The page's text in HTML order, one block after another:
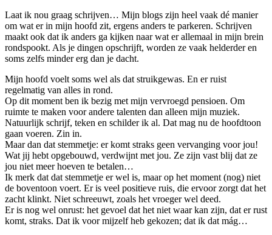
Laat ik nou graag schrijven… Mijn blogs zijn heel vaak dé manier
om wat er in mijn hoofd zit, ergens anders te parkeren. Schrijven
maakt ook dat ik anders ga kijken naar wat er allemaal in mijn brein
rondspookt. Als je dingen opschrijft, worden ze vaak helderder en
soms zelfs minder erg dan je dacht.
Mijn hoofd voelt soms wel als dat struikgewas. En er ruist
regelmatig van alles in rond.
Op dit moment ben ik bezig met mijn vervroegd pensioen. Om
ruimte te maken voor andere talenten dan alleen mijn muziek.
Natuurlijk schrijf, teken en schilder ik al. Dat mag nu de hoofdtoon
gaan voeren. Zin in.
Maar dan dat stemmetje: er komt straks geen vervanging voor jou!
Wat jij hebt opgebouwd, verdwijnt met jou. Ze zijn vast blij dat ze
jou niet meer hoeven te betalen…
Ik merk dat dat stemmetje er wel is, maar op het moment (nog) niet
de boventoon voert. Er is veel positieve ruis, die ervoor zorgt dat het
zacht klinkt. Niet schreeuwt, zoals het vroeger wel deed.
Er is nog wel onrust: het gevoel dat het niet waar kan zijn, dat er rust
komt, straks. Dat ik voor mijzelf heb gekozen; dat ik dat mág…